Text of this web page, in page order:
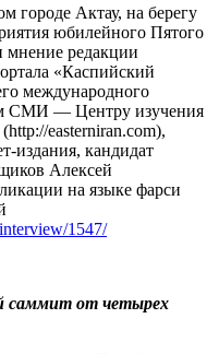
городе Актау, на берегу
юбилейного Пятого
мнение редакции
«Каспийский
международного
СМИ — Центру изучения
easterniran.com),
издания, кандидат
Алексей
на языке фарси
1547/
саммит от четырех